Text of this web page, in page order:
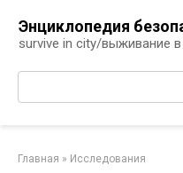
контенту
Энциклопедия
survive in city/выживание в
Поиск:
Главная » Исследования